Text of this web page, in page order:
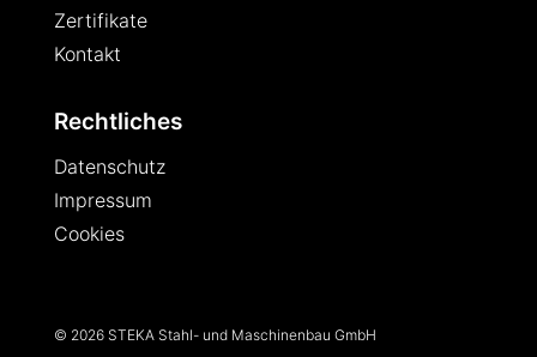
Zertifikate
Kontakt
Rechtliches
Datenschutz
Impressum
Cookies
© 2026 STEKA Stahl- und Maschinenbau GmbH